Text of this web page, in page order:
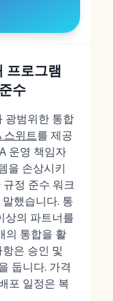
프로그램
수
광범위한 통합
스위트를 제공
운영 책임자
을 손상시키
정 준수 워크
했습니다. 통
상의 파트너를
의 통합을 활
은 승인 및
둡니다. 가격
포 일정은 복